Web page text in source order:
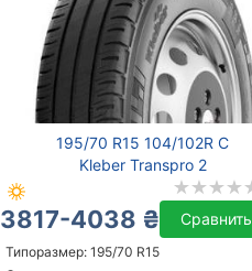
195/70 R15 104/102R C
Kleber Transpro 2
3817-4038 ₴ Сравнить
Типоразмер: 195/70 R15